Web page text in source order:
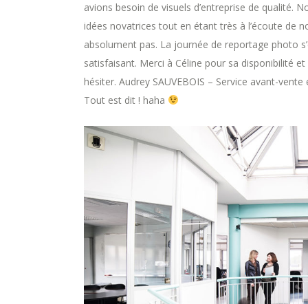
avions besoin de visuels d’entreprise de qualité.
idées novatrices tout en étant très à l’écoute de
absolument pas. La journée de reportage photo
satisfaisant. Merci à Céline pour sa disponibilité
hésiter. Audrey SAUVEBOIS – Service avant-
Tout est dit ! haha